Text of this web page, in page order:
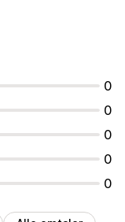
0
0
0
0
0